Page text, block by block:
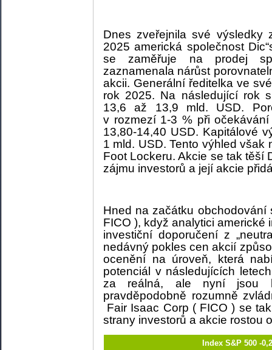
Dnes zveřejnila své výsledky
2025 americká společnost
se zaměřuje na prodej
zaznamenala nárůst
akcii. Generální ředitelka ve
rok 2025. Na následující rok
13,6 až 13,9 mld. USD.
v rozmezí 1-3 % při
13,80-14,40 USD. Kapitálové
1 mld. USD. Tento výhled
Foot Lockeru. Akcie se tak těší
zájmu investorů a její akcie
Hned na začátku
FICO ), když analytici
investiční doporučení z
nedávný pokles cen akcií
ocenění na úroveň, která
potenciál v následujících
za reálná, ale nyní jsou
pravděpodobně rozumně
Fair Isaac Corp ( FICO ) se
strany investorů a akcie rostou
Index S&P 500 -